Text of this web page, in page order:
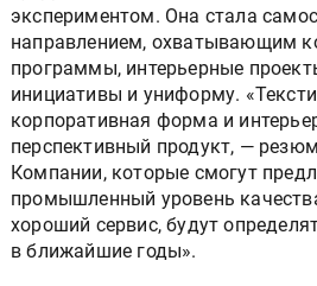
экспериментом. Она стала
направлением, охватывающим
программы, интерьерные
инициативы и униформу.
корпоративная форма и
перспективный продукт, —
Компании, которые смогут
промышленный уровень
хороший сервис, будут
в ближайшие годы».